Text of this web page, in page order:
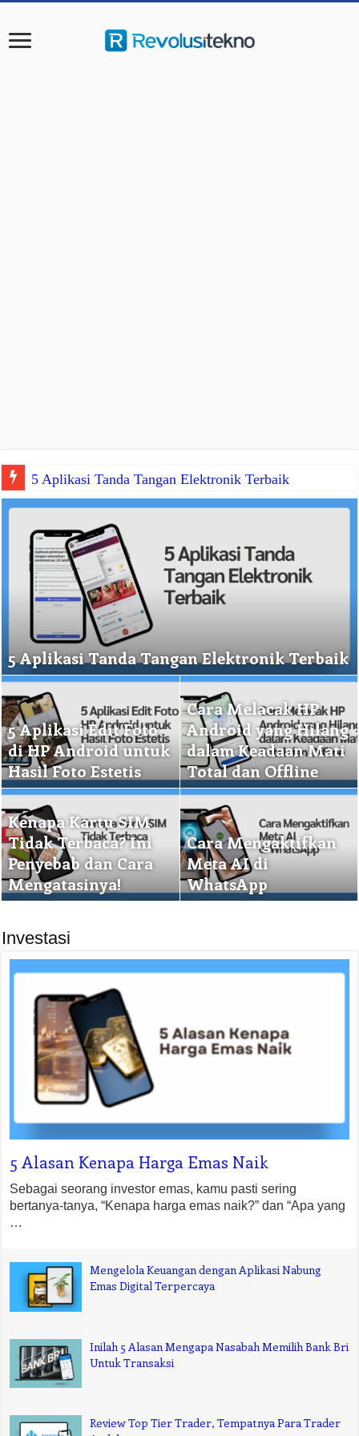
5 Aplikasi Tanda Tangan Elektronik Terbaik
5 Aplikasi Tanda Tangan Elektronik Terbaik
5 Aplikasi Edit Foto
di HP Android untuk
Hasil Foto Estetis
Cara Melacak HP
Android yang Hilang
dalam Keadaan Mati
Total dan Offline
Kenapa Kartu SIM
Tidak Terbaca? Ini
Penyebab dan Cara
Mengatasinya!
Cara Mengaktifkan
Meta AI di
WhatsApp
Investasi
5 Alasan Kenapa Harga Emas Naik
Sebagai seorang investor emas, kamu pasti sering
bertanya-tanya, “Kenapa harga emas naik?” dan “Apa yang
…
Mengelola Keuangan dengan Aplikasi Nabung
Emas Digital Terpercaya
Inilah 5 Alasan Mengapa Nasabah Memilih Bank Bri
Untuk Transaksi
Review Top Tier Trader, Tempatnya Para Trader